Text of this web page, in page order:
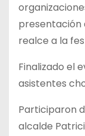
presentación
realce a la
Finalizado el
asistentes
Participaron
alcalde